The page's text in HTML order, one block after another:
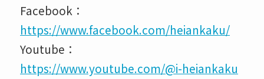
Facebook：
https://www.facebook.com/heiankaku/
Youtube：
https://www.youtube.com/@i-heiankaku